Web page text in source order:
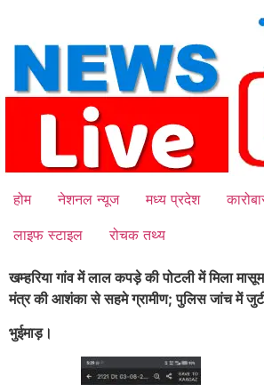
content
होम नेशनल न्यूज मध्य प्रदेश
लाइफ स्टाइल
रोचक तथ्य
खम्हरिया गांव में लाल कपड़े की पोटली में मिला
मंत्र की आशंका से सहमे ग्रामीण; पुलिस जांच में
भुईमाड़।